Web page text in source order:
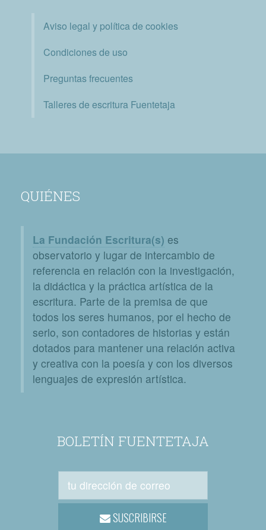
Aviso legal y política de cookies
Condiciones de uso
Preguntas frecuentes
Talleres de escritura Fuentetaja
QUIÉNES
La Fundación Escritura(s) es
observatorio y lugar de intercambio de
referencia en relación con la investigación,
la didáctica y la práctica artística de la
escritura. Parte de la premisa de que
todos los seres humanos, por el hecho de
serlo, son contadores de historias y están
dotados para mantener una relación activa
y creativa con la poesía y con los diversos
lenguajes de expresión artística.
BOLETÍN FUENTETAJA
SUSCRIBIRSE